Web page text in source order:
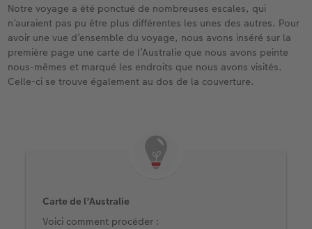
Notre voyage a été ponctué de nombreuses escales, qui
n’auraient pas pu être plus différentes les unes des autres. Pour
avoir une vue d’ensemble du voyage, nous avons inséré sur la
première page une carte de l’Australie que nous avons peinte
nous-mêmes et marqué les endroits que nous avons visités.
Celle-ci se trouve également au dos de la couverture.
Carte de l’Australie
Voici comment procéder :